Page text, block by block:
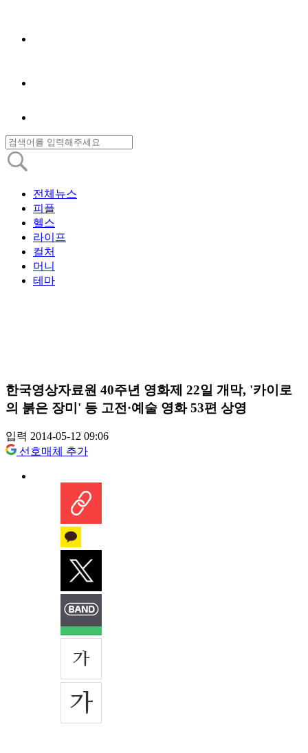
전체뉴스
피플
헬스
라이프
컬처
머니
테마
한국영상자료원 40주년 영화제 22일 개막, '카이로
의 붉은 장미' 등 고전·예술 영화 53편 상영
입력 2014-05-12 09:06
선호매체 추가